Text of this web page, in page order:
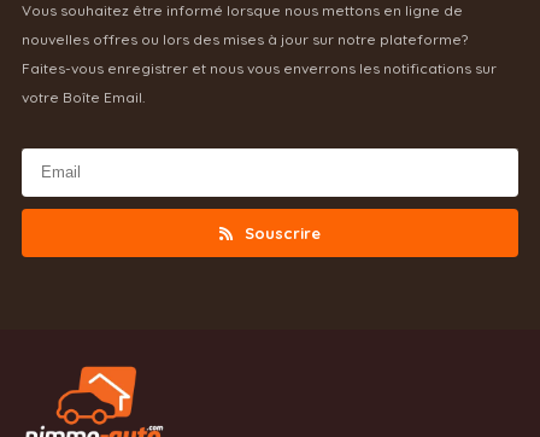
Vous souhaitez être informé lorsque nous mettons en ligne de
nouvelles offres ou lors des mises à jour sur notre plateforme?
Faites-vous enregistrer et nous vous enverrons les notifications sur
votre Boîte Email.
Souscrire